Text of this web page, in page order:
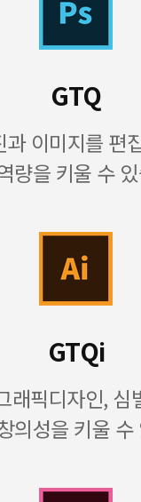
GTQ
이미지를 편
량을 키울 수
GTQi
래픽디자인,
의성을 키울 수